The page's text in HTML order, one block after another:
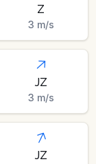
Z
3 m/s
JZ
3 m/s
JZ